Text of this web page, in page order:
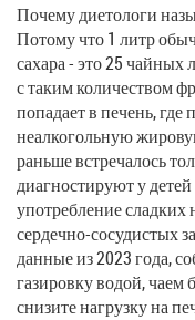
Почему диетологи
Потому что 1 литр
сахара - это 25 чайных
с таким количеством
попадает в печень,
неалкогольную
раньше встречалось
диагностируют у
употребление сладких
сердечно-сосудистых
данные из 2023 года,
газировку водой, чаем
снизите нагрузку на